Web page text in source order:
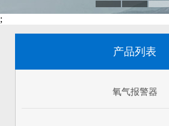
;
产品列表
氧气报警器